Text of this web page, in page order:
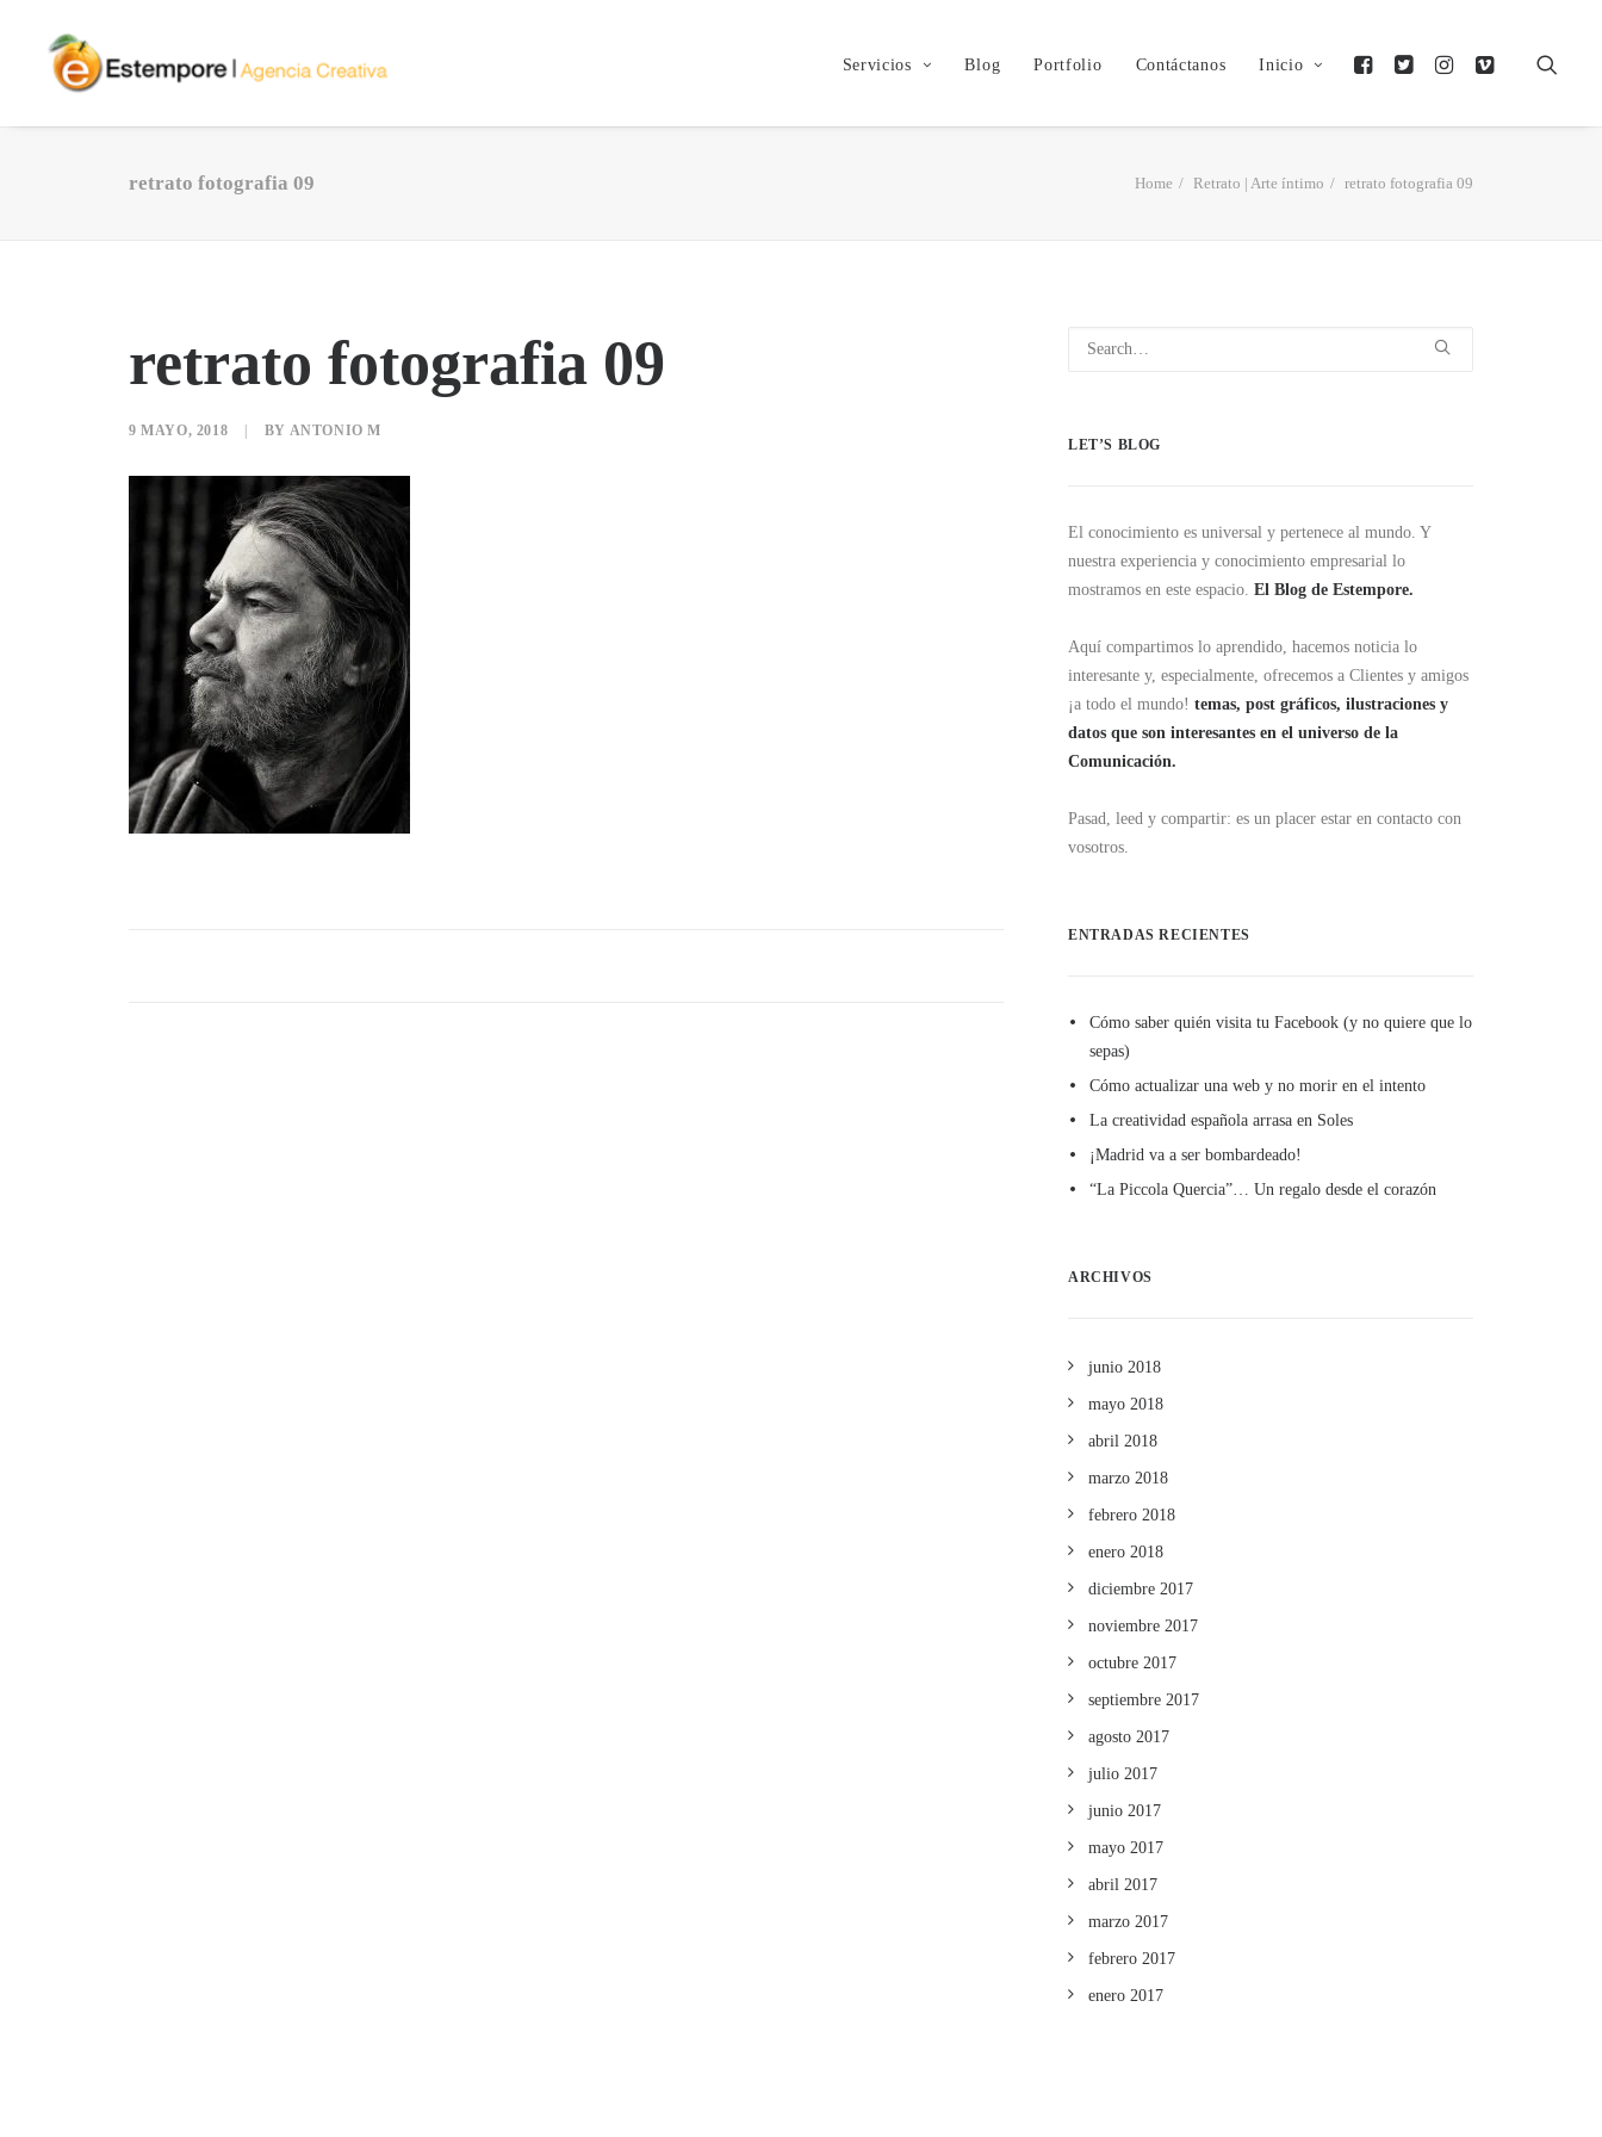
Servicios Blog Portfolio Contáctanos Inicio
retrato fotografia 09 Home Retrato | Arte íntimo retrato fotografia 09
retrato fotografia 09
9 MAYO, 2018 BY ANTONIO M
LET’S BLOG
El conocimiento es universal y pertenece al mundo. Y
nuestra experiencia y conocimiento empresarial lo
mostramos en este espacio. El Blog de Estempore.
Aquí compartimos lo aprendido, hacemos noticia lo
interesante y, especialmente, ofrecemos a Clientes y amigos
¡a todo el mundo! temas, post gráficos, ilustraciones y
datos que son interesantes en el universo de la
Comunicación.
Pasad, leed y compartir: es un placer estar en contacto con
vosotros.
ENTRADAS RECIENTES
Cómo saber quién visita tu Facebook (y no quiere que lo
sepas)
Cómo actualizar una web y no morir en el intento
La creatividad española arrasa en Soles
¡Madrid va a ser bombardeado!
“La Piccola Quercia”… Un regalo desde el corazón
ARCHIVOS
junio 2018
mayo 2018
abril 2018
marzo 2018
febrero 2018
enero 2018
diciembre 2017
noviembre 2017
octubre 2017
septiembre 2017
agosto 2017
julio 2017
junio 2017
mayo 2017
abril 2017
marzo 2017
febrero 2017
enero 2017